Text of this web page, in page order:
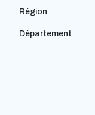
Région
Département